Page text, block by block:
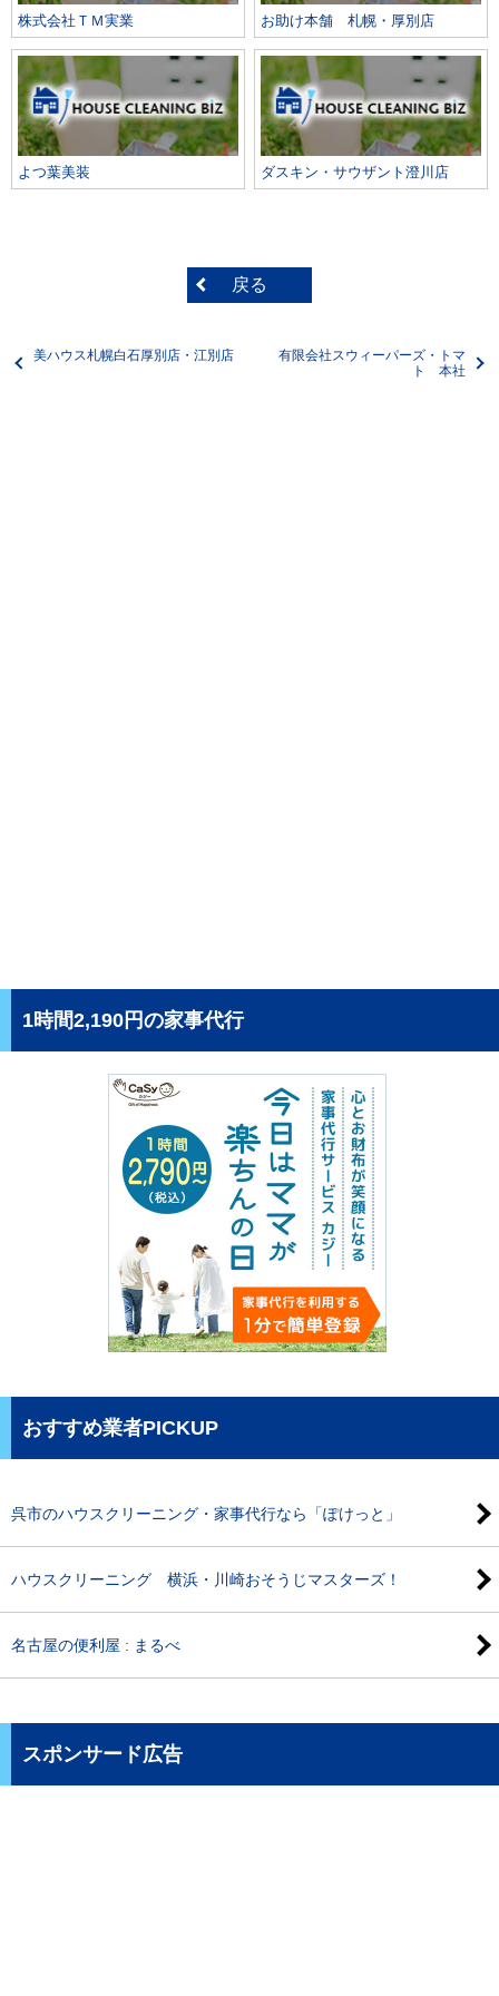
株式会社ＴＭ実業 お助け本舗 札幌・厚別店
よつ葉美装 ダスキン・サウザント澄川店
戻る
美ハウス札幌白石厚別店・江別店
有限会社スウィーパーズ・トマ
ト 本社
1時間2,190円の家事代行
おすすめ業者PICKUP
呉市のハウスクリーニング・家事代行なら「ぽけっと」
ハウスクリーニング 横浜・川崎おそうじマスターズ！
名古屋の便利屋 : まるべ
スポンサード広告